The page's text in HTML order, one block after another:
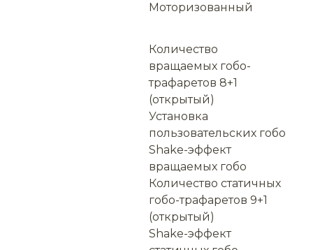
Моторизованный
Количество
вращаемых гобо-
трафаретов 8+1
(открытый)
Установка
пользовательских гобо
Shake-эффект
вращаемых гобо
Количество статичных
гобо-трафаретов 9+1
(открытый)
Shake-эффект